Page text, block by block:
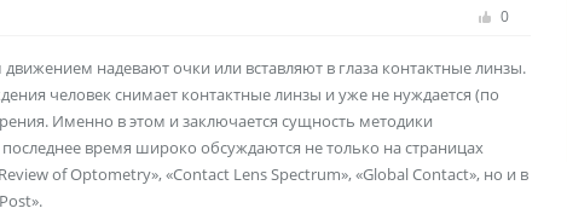
0
надевают очки или вставляют в глаза контактные линзы.
человек снимает контактные линзы и уже не нуждается (по
Именно в этом и заключается сущность методики
время широко обсуждаются не только на страницах
of Optometry», «Contact Lens Spectrum», «Global Contact», но и в